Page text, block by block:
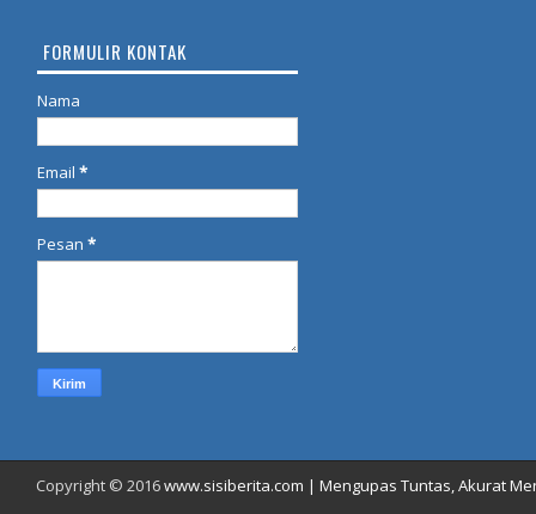
FORMULIR KONTAK
Nama
Email *
Pesan *
Copyright © 2016www.sisiberita.com | Mengupas Tuntas, Akurat